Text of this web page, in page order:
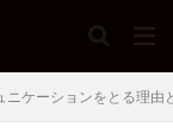
ニケーションをとる理由